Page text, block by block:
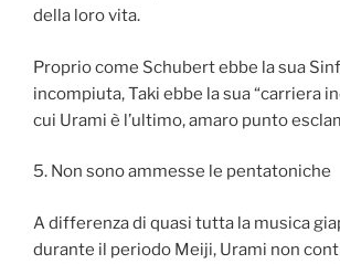
della loro vita.
Proprio come Schubert ebbe la sua
incompiuta, Taki ebbe la sua “carriera
cui Urami è l’ultimo, amaro punto
5. Non sono ammesse le pentatoniche
A differenza di quasi tutta la musica
durante il periodo Meiji, Urami non